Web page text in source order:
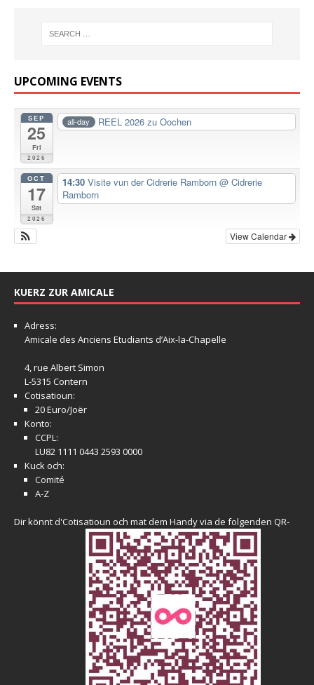
UPCOMING EVENTS
SEP
25
Fri
2026
all-day REEL 2026 zu Oochen
OCT
17
Sat
2026
14:30 Visite vun der Cidrerie Ramborn @ Cidrerie
Ramborn
View Calendar
KUERZ ZUR AMICALE
Adress:
Amicale des Anciens Etudiants d’Aix-la-Chapelle
4, rue Albert Simon
L-5315 Contern
Cotisatioun:
20 Euro/Joër
Konto:
CCPL:
LU82 1111 0443 2593 0000
Kuck och:
Comité
A-Z
Dir könnt d'Cotisatioun och mat dem Handy via de folgenden QR-